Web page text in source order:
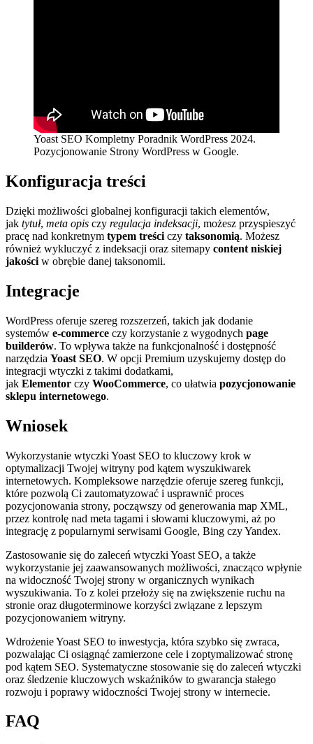
Yoast SEO Kompletny Poradnik WordPress 2024.
Pozycjonowanie Strony WordPress w Google.
Konfiguracja treści
Dzięki możliwości globalnej konfiguracji takich elementów,
jak tytuł, meta opis czy regulacja indeksacji, możesz przyspieszyć
pracę nad konkretnym typem treści czy taksonomią. Możesz
również wykluczyć z indeksacji oraz sitemapy content niskiej
jakości w obrębie danej taksonomii.
Integracje
WordPress oferuje szereg rozszerzeń, takich jak dodanie
systemów e-commerce czy korzystanie z wygodnych page
builderów. To wpływa także na funkcjonalność i dostępność
narzędzia Yoast SEO. W opcji Premium uzyskujemy dostęp do
integracji wtyczki z takimi dodatkami,
jak Elementor czy WooCommerce, co ułatwia pozycjonowanie
sklepu internetowego.
Wniosek
Wykorzystanie wtyczki Yoast SEO to kluczowy krok w
optymalizacji Twojej witryny pod kątem wyszukiwarek
internetowych. Kompleksowe narzędzie oferuje szereg funkcji,
które pozwolą Ci zautomatyzować i usprawnić proces
pozycjonowania strony, począwszy od generowania map XML,
przez kontrolę nad meta tagami i słowami kluczowymi, aż po
integrację z popularnymi serwisami Google, Bing czy Yandex.
Zastosowanie się do zaleceń wtyczki Yoast SEO, a także
wykorzystanie jej zaawansowanych możliwości, znacząco wpłynie
na widoczność Twojej strony w organicznych wynikach
wyszukiwania. To z kolei przełoży się na zwiększenie ruchu na
stronie oraz długoterminowe korzyści związane z lepszym
pozycjonowaniem witryny.
Wdrożenie Yoast SEO to inwestycja, która szybko się zwraca,
pozwalając Ci osiągnąć zamierzone cele i zoptymalizować stronę
pod kątem SEO. Systematyczne stosowanie się do zaleceń wtyczki
oraz śledzenie kluczowych wskaźników to gwarancja stałego
rozwoju i poprawy widoczności Twojej strony w internecie.
FAQ